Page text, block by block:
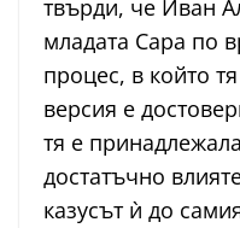
твърди, че Иван
младата Сара по
процес, в който
версия е
тя е
достатъчно
казусът ѝ до